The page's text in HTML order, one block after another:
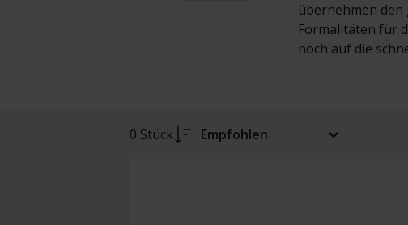
übernehmen
Formalitäten für
noch auf die
0 Stück Empfohlen